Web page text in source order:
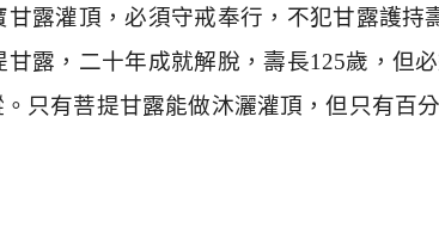
露灌頂，必須守戒奉行，不犯甘露護持
露，二十年成就解脫，壽長125歲，但
只有菩提甘露能做沐灑灌頂，但只有百